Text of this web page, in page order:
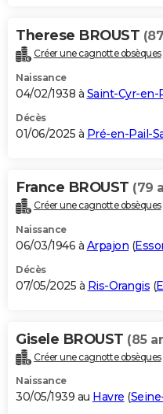
Bricolage
Lifestyle
Culture
Sport
Auto
Television
Voyage
Cinema
Therese BROUST
Créer une cagnotte obsèques
Naissance
04/02/1938 à Saint-Cyr-en-
Décès
01/06/2025 à Pré-en-Pail-
France BROUST (79
Créer une cagnotte obsèques
Naissance
06/03/1946 à Arpajon (
Décès
07/05/2025 à Ris-Orangis (
Gisele BROUST (85
Créer une cagnotte obsèques
Naissance
30/05/1939 au Havre (